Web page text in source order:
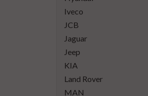
Iveco
JCB
Jaguar
Jeep
KIA
Land Rover
MAN